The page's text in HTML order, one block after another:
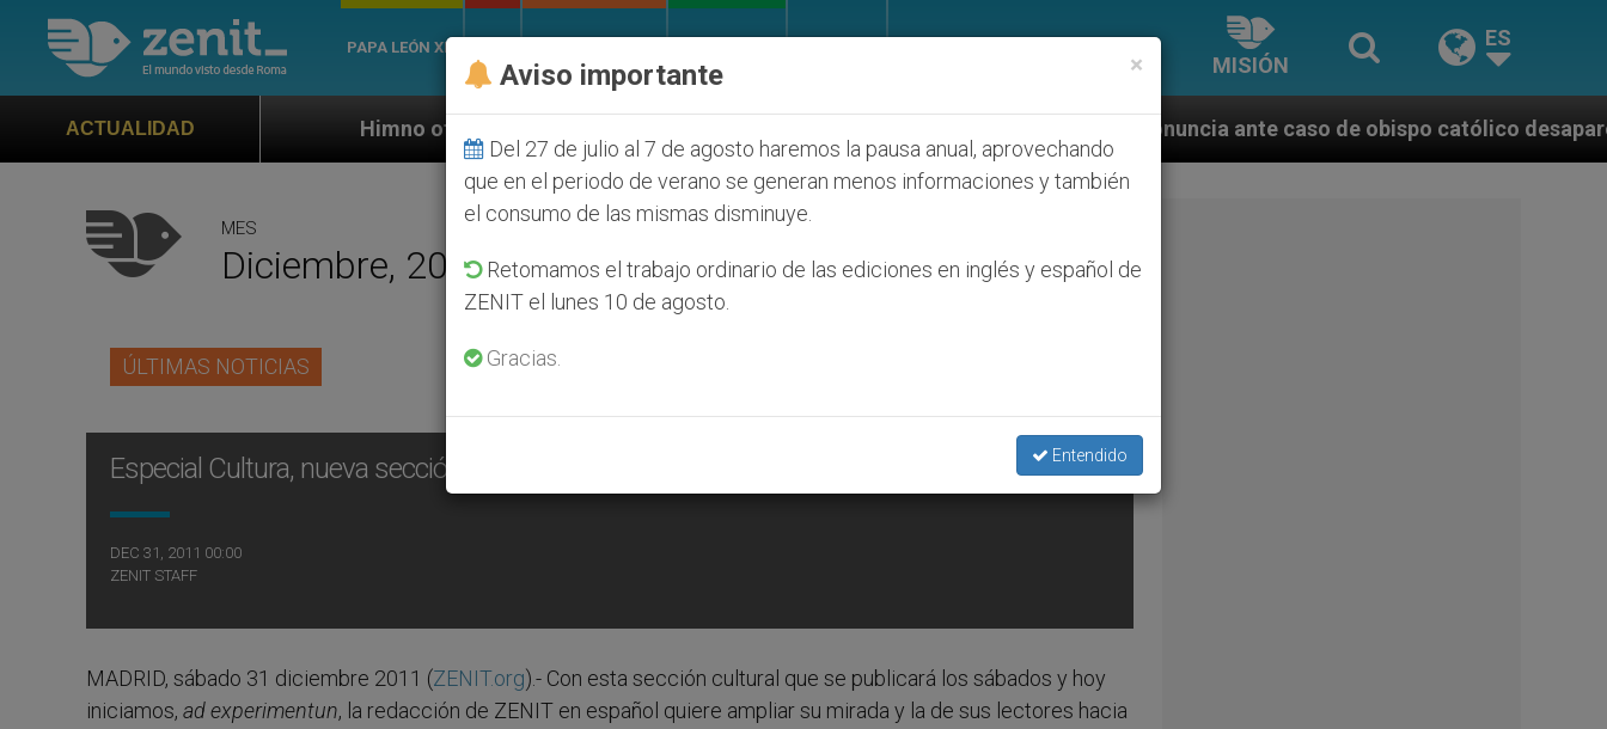
PAPA LEÓN XIV
MISIÓN
ES
ACTUALIDADHimno oficial de la Jornada Mundial de la Juventud Seúl 2027 ONU se pronuncia ante caso de obispo católico desaparecido por la
MES
Diciembre, 2011
ÚLTIMAS NOTICIAS
Especial Cultura, nueva sección
DEC 31, 2011 00:00
ZENIT STAFF
MADRID, sábado 31 diciembre 2011 (ZENIT.org).- Con esta sección cultural que se publicará los sábados y hoy
iniciamos, ad experimentun, la redacción de ZENIT en español quiere ampliar su mirada y la de sus lectores hacia
×
Aviso importante
Del 27 de julio al 7 de agosto haremos la pausa anual, aprovechando
que en el periodo de verano se generan menos informaciones y también
el consumo de las mismas disminuye.
Retomamos el trabajo ordinario de las ediciones en inglés y español de
ZENIT el lunes 10 de agosto.
Gracias.
Entendido